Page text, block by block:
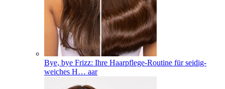
Bye, bye Frizz: Ihre Haarpflege-Routine für seidig-
weiches H… aar